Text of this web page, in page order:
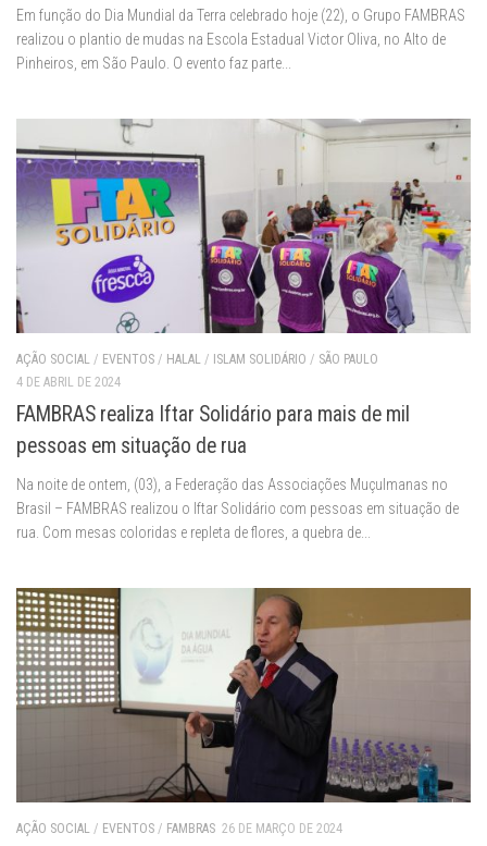
Em função do Dia Mundial da Terra celebrado hoje (22), o Grupo FAMBRAS
realizou o plantio de mudas na Escola Estadual Victor Oliva, no Alto de
Pinheiros, em São Paulo. O evento faz parte...
AÇÃO SOCIAL / EVENTOS / HALAL / ISLAM SOLIDÁRIO / SÃO PAULO
4 DE ABRIL DE 2024
FAMBRAS realiza Iftar Solidário para mais de mil
pessoas em situação de rua
Na noite de ontem, (03), a Federação das Associações Muçulmanas no
Brasil – FAMBRAS realizou o Iftar Solidário com pessoas em situação de
rua. Com mesas coloridas e repleta de flores, a quebra de...
AÇÃO SOCIAL / EVENTOS / FAMBRAS 26 DE MARÇO DE 2024